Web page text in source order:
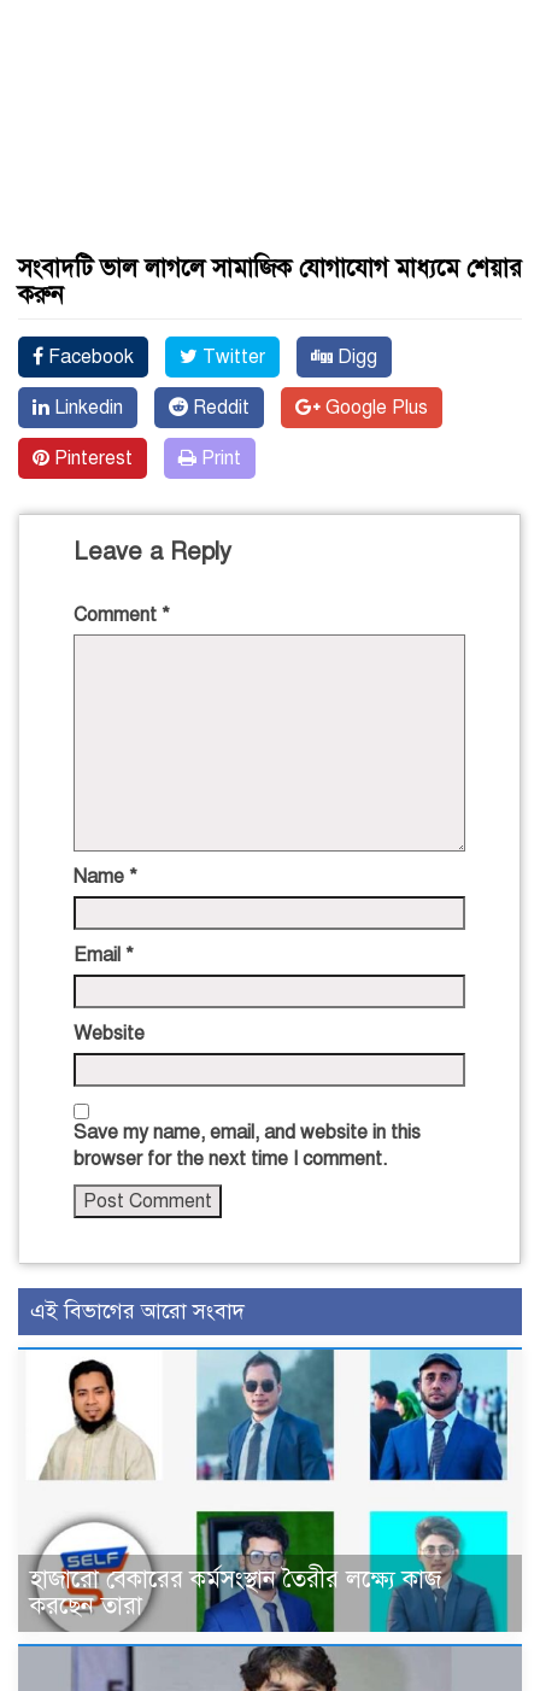
সংবাদটি ভাল লাগলে সামাজিক যোগাযোগ মাধ্যমে শেয়ার
করুন
Facebook Twitter Digg
Linkedin Reddit Google Plus
Pinterest Print
Leave a Reply
Comment *
Name *
Email *
Website
Save my name, email, and website in this
browser for the next time I comment.
এই বিভাগের আরো সংবাদ
হাজারো বেকারের কর্মসংস্থান তৈরীর লক্ষ্যে কাজ
করছেন তারা